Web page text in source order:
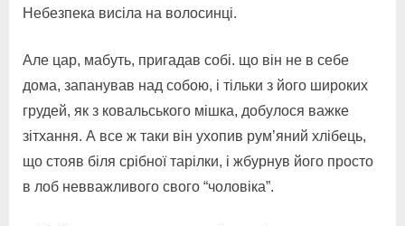
Небезпека висіла на волосинці.
Але цар, мабуть, пригадав собі. що він не в себе
дома, запанував над собою, і тільки з його широких
грудей, як з ковальського мішка, добулося важке
зітхання. А все ж таки він ухопив рум’яний хлібець,
що стояв біля срібної тарілки, і жбурнув його просто
в лоб невважливого свого “чоловіка”.